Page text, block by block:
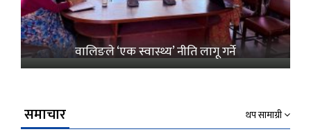
वालिङले ‘एक स्वास्थ्य’ नीति लागू गर्ने
समाचार थप सामाग्री